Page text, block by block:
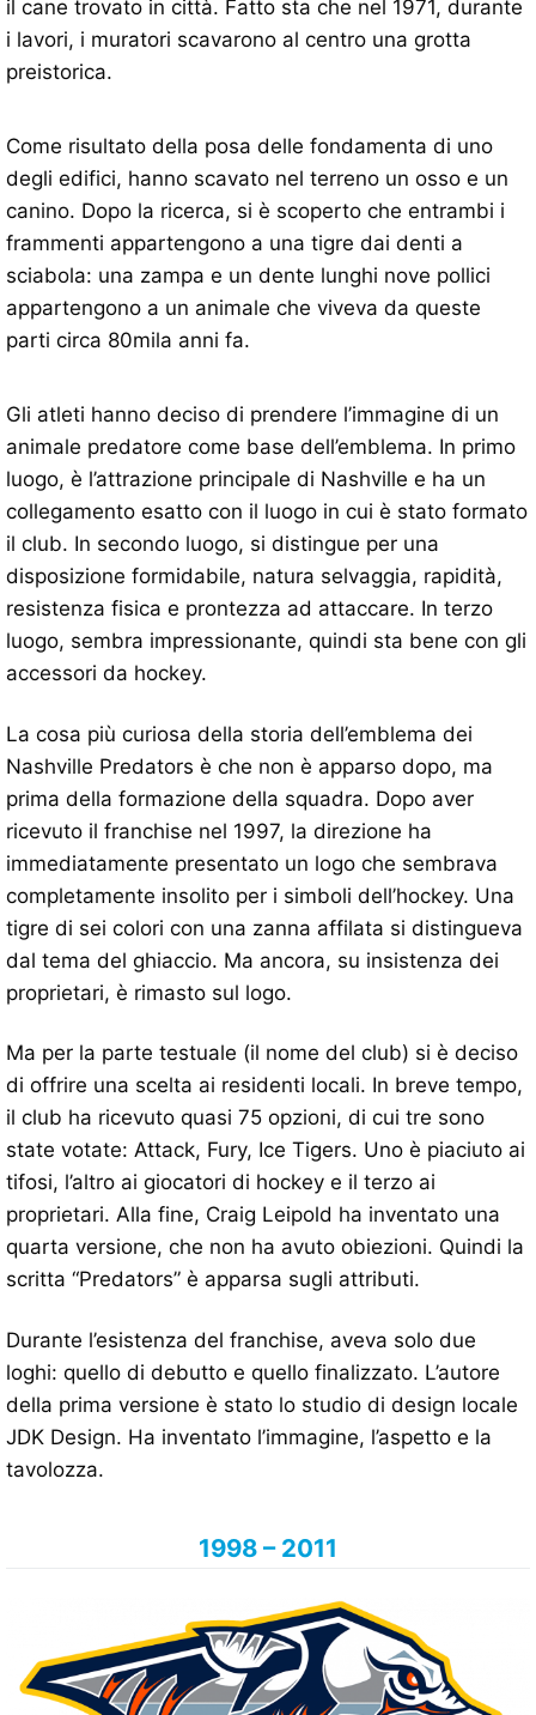
il cane trovato in città. Fatto sta che nel 1971, durante
i lavori, i muratori scavarono al centro una grotta
preistorica.
Come risultato della posa delle fondamenta di uno
degli edifici, hanno scavato nel terreno un osso e un
canino. Dopo la ricerca, si è scoperto che entrambi i
frammenti appartengono a una tigre dai denti a
sciabola: una zampa e un dente lunghi nove pollici
appartengono a un animale che viveva da queste
parti circa 80mila anni fa.
Gli atleti hanno deciso di prendere l’immagine di un
animale predatore come base dell’emblema. In primo
luogo, è l’attrazione principale di Nashville e ha un
collegamento esatto con il luogo in cui è stato formato
il club. In secondo luogo, si distingue per una
disposizione formidabile, natura selvaggia, rapidità,
resistenza fisica e prontezza ad attaccare. In terzo
luogo, sembra impressionante, quindi sta bene con gli
accessori da hockey.
La cosa più curiosa della storia dell’emblema dei
Nashville Predators è che non è apparso dopo, ma
prima della formazione della squadra. Dopo aver
ricevuto il franchise nel 1997, la direzione ha
immediatamente presentato un logo che sembrava
completamente insolito per i simboli dell’hockey. Una
tigre di sei colori con una zanna affilata si distingueva
dal tema del ghiaccio. Ma ancora, su insistenza dei
proprietari, è rimasto sul logo.
Ma per la parte testuale (il nome del club) si è deciso
di offrire una scelta ai residenti locali. In breve tempo,
il club ha ricevuto quasi 75 opzioni, di cui tre sono
state votate: Attack, Fury, Ice Tigers. Uno è piaciuto ai
tifosi, l’altro ai giocatori di hockey e il terzo ai
proprietari. Alla fine, Craig Leipold ha inventato una
quarta versione, che non ha avuto obiezioni. Quindi la
scritta “Predators” è apparsa sugli attributi.
Durante l’esistenza del franchise, aveva solo due
loghi: quello di debutto e quello finalizzato. L’autore
della prima versione è stato lo studio di design locale
JDK Design. Ha inventato l’immagine, l’aspetto e la
tavolozza.
1998 – 2011